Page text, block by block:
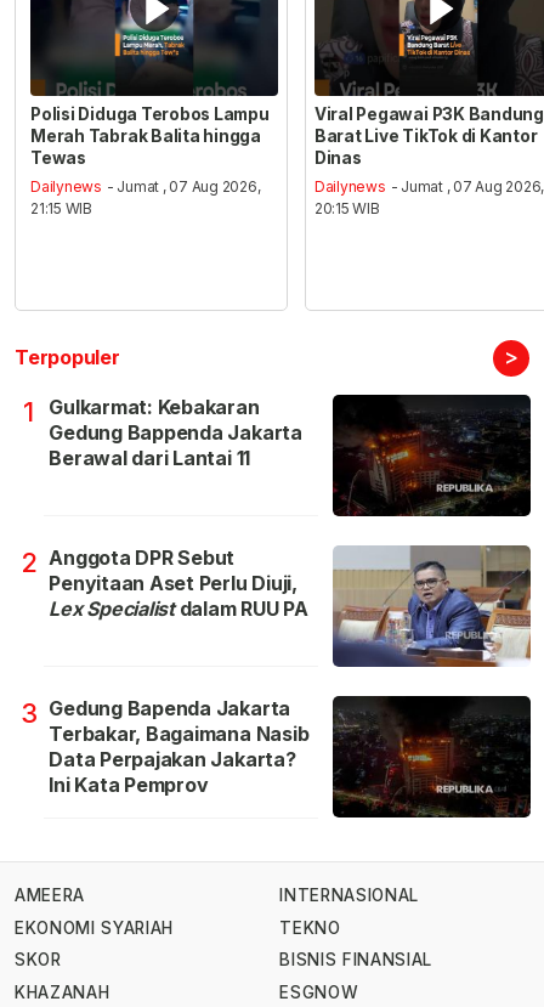
Polisi Diduga Terobos Lampu
Merah Tabrak Balita hingga
Tewas
Dailynews - Jumat , 07 Aug 2026,
21:15 WIB
Viral Pegawai P3K Bandung
Barat Live TikTok di Kantor
Dinas
Dailynews - Jumat , 07 Aug 2026,
20:15 WIB
Terpopuler >
1
Gulkarmat: Kebakaran
Gedung Bappenda Jakarta
Berawal dari Lantai 11
2 Anggota DPR Sebut
Penyitaan Aset Perlu Diuji,
Lex Specialistdalam RUU PA
3 Gedung Bapenda Jakarta
Terbakar, Bagaimana Nasib
Data Perpajakan Jakarta?
Ini Kata Pemprov
AMEERA
EKONOMI SYARIAH
SKOR
KHAZANAH
INTERNASIONAL
TEKNO
BISNIS FINANSIAL
ESGNOW